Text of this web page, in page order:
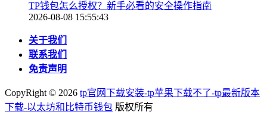
TP钱包怎么授权？新手必看的安全操作指南
2026-08-08 15:55:43
关于我们
联系我们
免责声明
CopyRight © 2026 tp官网下载安装-tp苹果下载不了-tp最新版本
下载-以太坊和比特币钱包 版权所有